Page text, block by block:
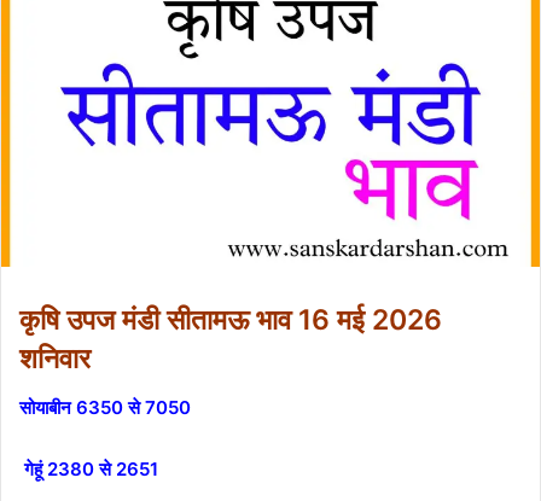
कृषि उपज मंडी सीतामऊ भाव 16 मई 2026
शनिवार
सोयाबीन 6350 से 7050
गेहूं 2380 से 2651